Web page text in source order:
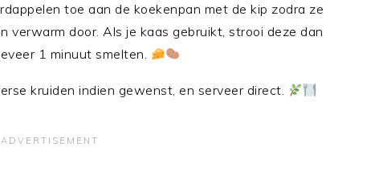
toe aan de koekenpan met de kip zodra ze
verwarm door. Als je kaas gebruikt, strooi deze dan
1 minuut smelten.
kruiden indien gewenst, en serveer direct.